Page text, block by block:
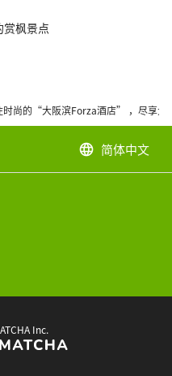
赏枫景点
时尚的“大阪滨Forza酒店” ，尽享大
language 简体中文
Inc.